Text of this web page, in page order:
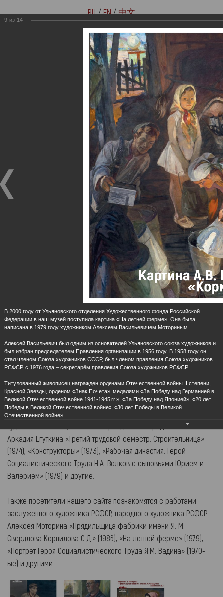
RU/EN/中文
Версия для слабовидящих
Купить билеты онлайн
Музей-мемориал В. И. Ленина
Мемориальные музеи семьи
Ульяновых
«Домики на Стрелецкой»
Городская усадьба семьи Ульяновых
Ульяновский государственный
академический симфонический
оркестр
Онлайн-выставка "Люди труда"
Лучшие произведения из собрания живописи Музея-
мемориала В.И. Ленина, яркие примеры соцреализма в
видели современники и потомки.
Среди экспонатов особое место занимают работы народного
художника России, Почётного гражданина города Ульяновска
Аркадия Егуткина «Третий трудовой семестр. Строительница»
(1974), «Конструкторы» (1973), «Рабочая династия. Герой
Социалистического Труда Н.А. Волков с сыновьями Юрием и
Валерием» (1979) и другие.
Также посетители нашего сайта познакомятся с работами
заслуженного художника РСФСР, народного художника РСФСР
Алексея Моторина «Прядильщица фабрики имени Я. М.
Свердлова Корнилова С.Д.» (1986), «На летней ферме» (1979),
«Портрет Героя Социалистического Труда Я.М. Вадина» (1970-
ые) и другими.
9 из 14
В 2000 году от Ульяновского отделения Художественного фонда Российской
Федерации в наш музей поступила картина «На летней ферме». Она была
написана в 1979 году художником Алексеем Васильевичем Моториным.
Алексей Васильевич был одним из основателей Ульяновского союза художников и
был избран председателем Правления организации в 1956 году. В 1958 году он
стал членом Союза художников СССР, был членом правления Союза художников
РСФСР, с 1976 года – секретарём правления Союза художников РСФСР.
Титулованный живописец награжден орденами Отечественной войны II степени,
Красной Звезды, орденом «Знак Почета», медалями «За Победу над Германией в
Великой Отечественной войне 1941-1945 гг.», «За Победу над Японией», «20 лет
Победы в Великой Отечественной войне», «30 лет Победы в Великой
Отечественной войне».